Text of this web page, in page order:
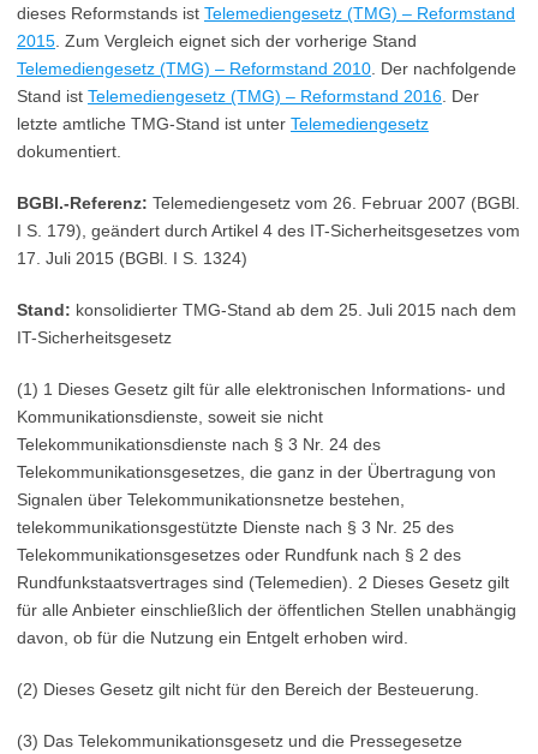
dieses Reformstands ist Telemediengesetz (TMG) – Reformstand
2015 . Zum Vergleich eignet sich der vorherige Stand
Telemediengesetz (TMG) – Reformstand 2010 . Der nachfolgende
Stand ist Telemediengesetz (TMG) – Reformstand 2016 . Der
letzte amtliche TMG-Stand ist unter Telemediengesetz
dokumentiert.
BGBl.-Referenz: Telemediengesetz vom 26. Februar 2007 (BGBl.
I S. 179), geändert durch Artikel 4 des IT-Sicherheitsgesetzes vom
17. Juli 2015 (BGBl. I S. 1324)
Stand: konsolidierter TMG-Stand ab dem 25. Juli 2015 nach dem
IT-Sicherheitsgesetz
(1) 1 Dieses Gesetz gilt für alle elektronischen Informations- und
Kommunikationsdienste, soweit sie nicht
Telekommunikationsdienste nach § 3 Nr. 24 des
Telekommunikationsgesetzes, die ganz in der Übertragung von
Signalen über Telekommunikationsnetze bestehen,
telekommunikationsgestützte Dienste nach § 3 Nr. 25 des
Telekommunikationsgesetzes oder Rundfunk nach § 2 des
Rundfunkstaatsvertrages sind (Telemedien). 2 Dieses Gesetz gilt
für alle Anbieter einschließlich der öffentlichen Stellen unabhängig
davon, ob für die Nutzung ein Entgelt erhoben wird.
(2) Dieses Gesetz gilt nicht für den Bereich der Besteuerung.
(3) Das Telekommunikationsgesetz und die Pressegesetze